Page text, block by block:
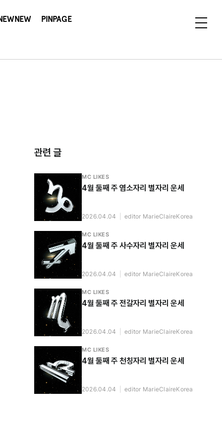
PINPAGE
관련 글
MC LIKES
4월 둘째 주 염소자리 별자리 운세
2026.04.04 editor MarieClaireKorea
MC LIKES
4월 둘째 주 사수자리 별자리 운세
2026.04.04 editor MarieClaireKorea
MC LIKES
4월 둘째 주 전갈자리 별자리 운세
2026.04.04 editor MarieClaireKorea
MC LIKES
4월 둘째 주 천칭자리 별자리 운세
2026.04.04 editor MarieClaireKorea